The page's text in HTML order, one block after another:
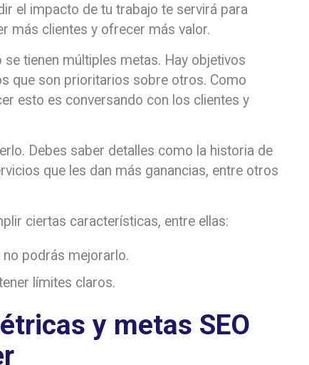
el impacto de tu trabajo te servirá para
más clientes y ofrecer más valor.
tienen múltiples metas. Hay objetivos
que son prioritarios sobre otros. Como
esto es conversando con los clientes y
Debes saber detalles como la historia de
que les dan más ganancias, entre otros
ciertas características, entre ellas:
podrás mejorarlo.
límites claros.
y metas SEO